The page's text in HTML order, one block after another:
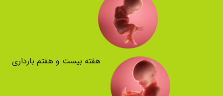
هفته بیست و هفتم بارداری